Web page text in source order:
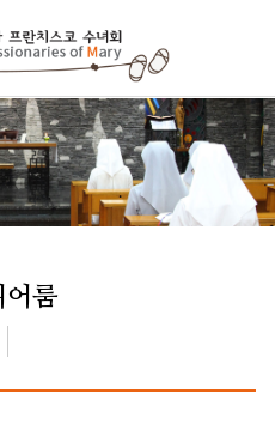
어룸